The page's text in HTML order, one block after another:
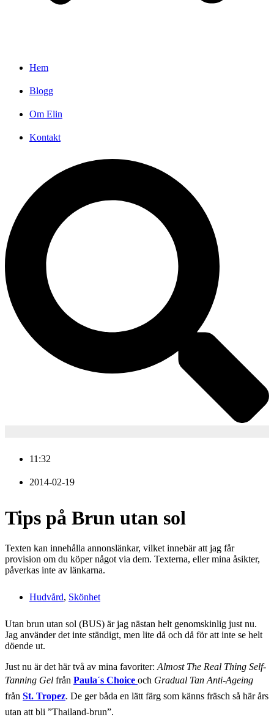
Hem
Blogg
Om Elin
Kontakt
11:32
2014-02-19
Tips på Brun utan sol
Texten kan innehålla annonslänkar, vilket innebär att jag får
provision om du köper något via dem. Texterna, eller mina åsikter,
påverkas inte av länkarna.
Hudvård, Skönhet
Utan brun utan sol (BUS) är jag nästan helt genomskinlig just nu.
Jag använder det inte ständigt, men lite då och då för att inte se helt
döende ut.
Just nu är det här två av mina favoriter: Almost The Real Thing Self-
Tanning Gel från Paula´s Choice och Gradual Tan Anti-Ageing
från St. Tropez. De ger båda en lätt färg som känns fräsch så här års
utan att bli ”Thailand-brun”.